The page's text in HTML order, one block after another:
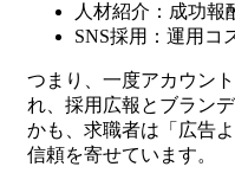
人材紹介：成功報
SNS採用：運用コ
つまり、一度アカウン
れ、採用広報とブラン
かも、求職者は「広告
信頼を寄せています。